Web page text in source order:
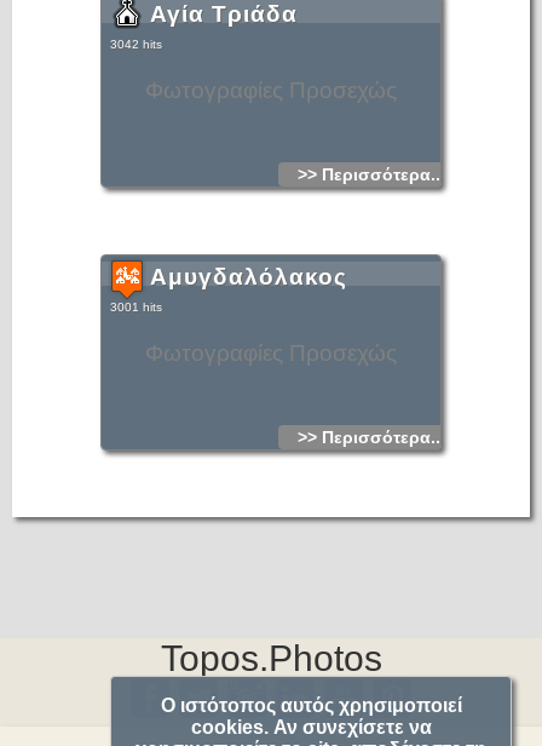
Φωτογραφίες Προσεχώς
Αγία Τριάδα
3042 hits
>> Περισσότερα...
Φωτογραφίες Προσεχώς
Αμυγδαλόλακος
3001 hits
>> Περισσότερα...
Topos.Photos
Ο ιστότοπος αυτός χρησιμοποιεί
cookies. Αν συνεχίσετε να